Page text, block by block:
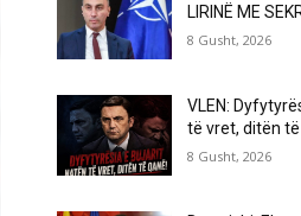
LIRINË ME
8 Gusht, 2026
VLEN:
të vret, ditën të
8 Gusht, 2026